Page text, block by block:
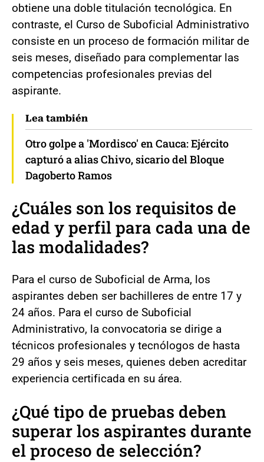
obtiene una doble titulación tecnológica. En
contraste, el Curso de Suboficial Administrativo
consiste en un proceso de formación militar de
seis meses, diseñado para complementar las
competencias profesionales previas del
aspirante.
Lea también
Otro golpe a 'Mordisco' en Cauca: Ejército
capturó a alias Chivo, sicario del Bloque
Dagoberto Ramos
¿Cuáles son los requisitos de
edad y perfil para cada una de
las modalidades?
Para el curso de Suboficial de Arma, los
aspirantes deben ser bachilleres de entre 17 y
24 años. Para el curso de Suboficial
Administrativo, la convocatoria se dirige a
técnicos profesionales y tecnólogos de hasta
29 años y seis meses, quienes deben acreditar
experiencia certificada en su área.
¿Qué tipo de pruebas deben
superar los aspirantes durante
el proceso de selección?